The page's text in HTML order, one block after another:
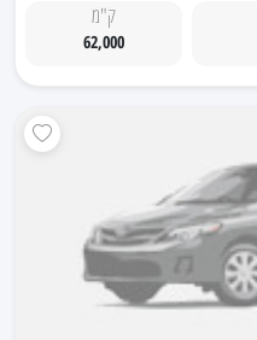
ק"מ
62,000